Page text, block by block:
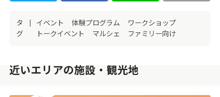
タ
グ
イベント 体験プログラム
ワークショップ
トークイベント
マルシェ ファミリー向け
近いエリアの施設・観光地